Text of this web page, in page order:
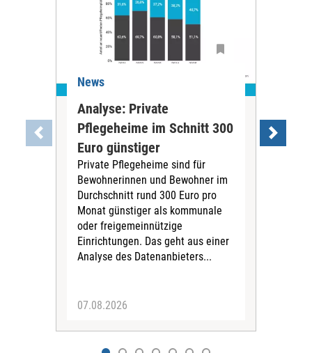
News
Analyse: Private
Pflegeheime im Schnitt 300
Euro günstiger
Private Pflegeheime sind für
Bewohnerinnen und Bewohner im
Durchschnitt rund 300 Euro pro
Monat günstiger als kommunale
oder freigemeinnützige
Einrichtungen. Das geht aus einer
Analyse des Datenanbieters...
07.08.2026